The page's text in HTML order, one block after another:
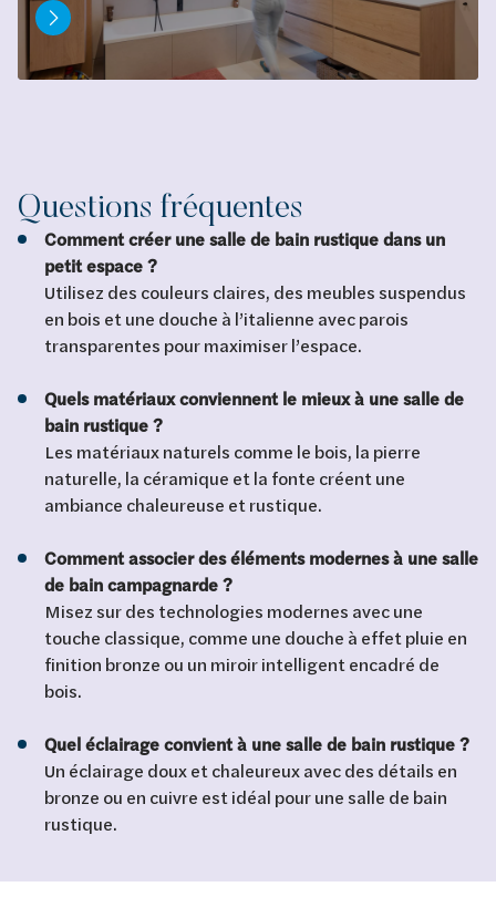
Questions fréquentes
Comment créer une salle de bain rustique dans un
petit espace ?
Utilisez des couleurs claires, des meubles suspendus
en bois et une douche à l’italienne avec parois
transparentes pour maximiser l’espace.
Quels matériaux conviennent le mieux à une salle de
bain rustique ?
Les matériaux naturels comme le bois, la pierre
naturelle, la céramique et la fonte créent une
ambiance chaleureuse et rustique.
Comment associer des éléments modernes à une salle
de bain campagnarde ?
Misez sur des technologies modernes avec une
touche classique, comme une douche à effet pluie en
finition bronze ou un miroir intelligent encadré de
bois.
Quel éclairage convient à une salle de bain rustique ?
Un éclairage doux et chaleureux avec des détails en
bronze ou en cuivre est idéal pour une salle de bain
rustique.